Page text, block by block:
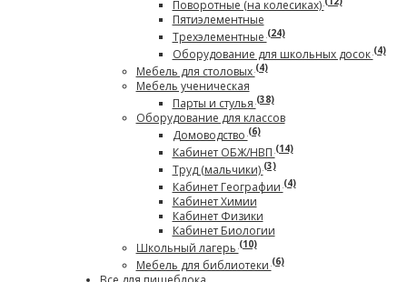
Поворотные (на колесиках)
Пятиэлементные
Трехэлементные(24)
Оборудование для школьных досок(4)
Мебель для столовых(4)
Мебель ученическая
Парты и стулья(38)
Оборудование для классов
Домоводство(6)
Кабинет ОБЖ/НВП(14)
Труд (мальчики)(3)
Кабинет Географии(4)
Кабинет Химии
Кабинет Физики
Кабинет Биологии
Школьный лагерь(10)
Мебель для библиотеки(6)